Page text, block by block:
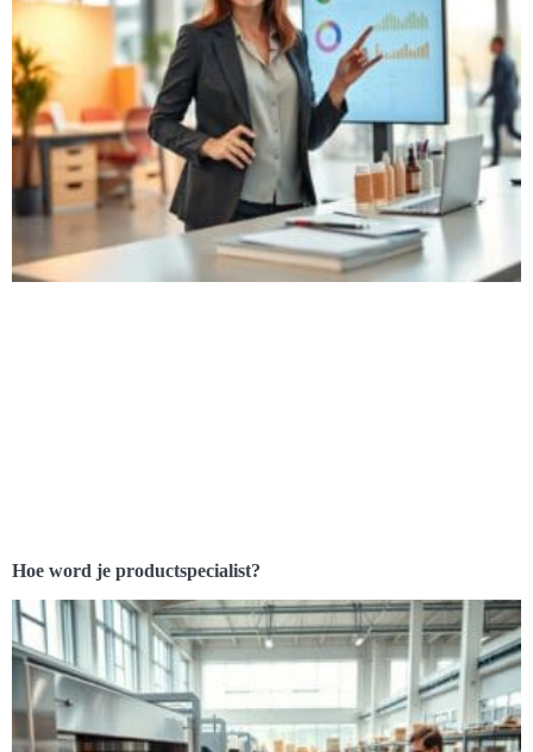
Hoe word je productspecialist?